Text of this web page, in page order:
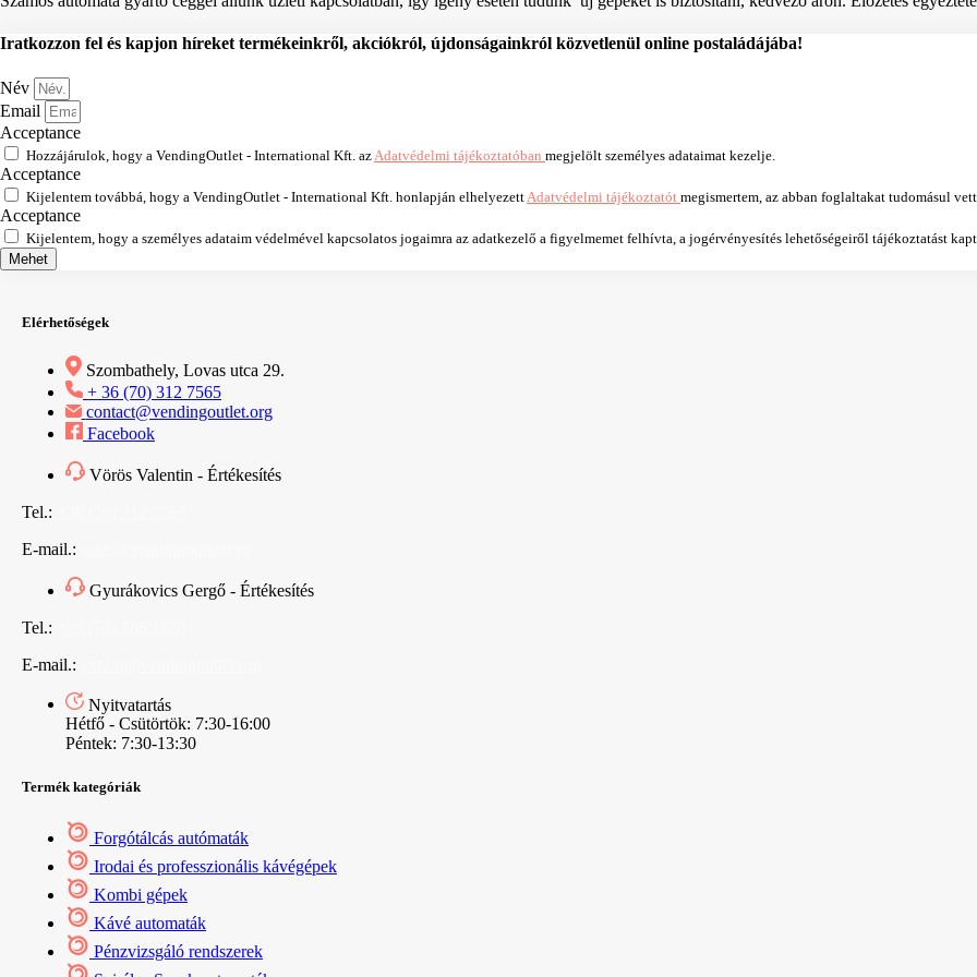
Iratkozzon fel és kapjon híreket termékeinkről, akciókról, újdonságainkról közvetlenül online postaládájába!
Név
Email
Acceptance
Hozzájárulok, hogy a VendingOutlet - International Kft. az Adatvédelmi tájékoztatóban megjelölt személyes adataimat kezelje.
Acceptance
Kijelentem továbbá, hogy a VendingOutlet - International Kft. honlapján elhelyezett Adatvédelmi tájékoztatót megismertem, az abban foglaltakat tudomásul
Acceptance
Kijelentem, hogy a személyes adataim védelmével kapcsolatos jogaimra az adatkezelő a figyelmemet felhívta, a jogérvényesítés lehetőségeiről tájékoztatást
Mehet
Elérhetőségek
Szombathely, Lovas utca 29.
+ 36 (70) 312 7565
contact@vendingoutlet.org
Facebook
Vörös Valentin - Értékesítés
Tel.:
E-mail.:
Gyurákovics Gergő - Értékesítés
Tel.:
E-mail.:
Nyitvatartás
Hétfő - Csütörtök: 7:30-16:00
Péntek: 7:30-13:30
Termék kategóriák
Forgótálcás autómaták
Irodai és professzionális kávégépek
Kombi gépek
Kávé automaták
Pénzvizsgáló rendszerek